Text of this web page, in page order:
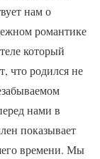
нам о
романтике
который
что родился не
нами в
показывает
времени. Мы